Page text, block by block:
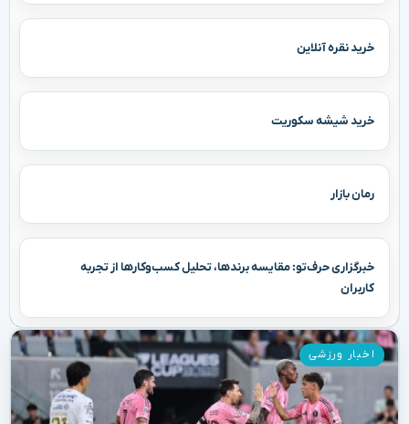
خرید نقره آنلاین
خرید شیشه سکوریت
رمان بازار
خبرگزاری حرف‌تو: مقایسه برندها، تحلیل کسب‌وکارها از تجربه
کاربران
اخبار ورزشی